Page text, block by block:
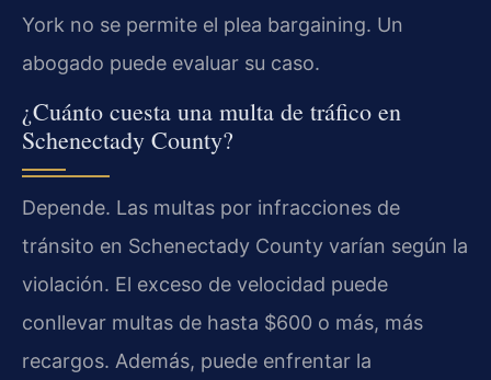
York no se permite el plea bargaining. Un
abogado puede evaluar su caso.
¿Cuánto cuesta una multa de tráfico en
Schenectady County?
Depende. Las multas por infracciones de
tránsito en Schenectady County varían según la
violación. El exceso de velocidad puede
conllevar multas de hasta $600 o más, más
recargos. Además, puede enfrentar la